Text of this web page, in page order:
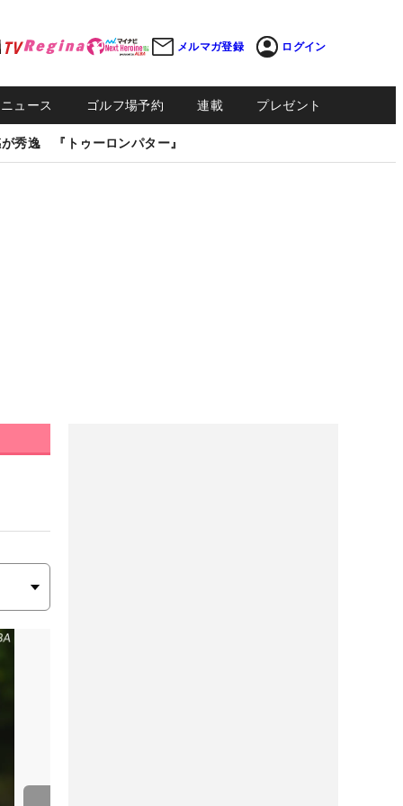
メルマガ登録 ログイン
ュース ゴルフ場予約 連載 プレゼント
秀逸 『トゥーロンパター』